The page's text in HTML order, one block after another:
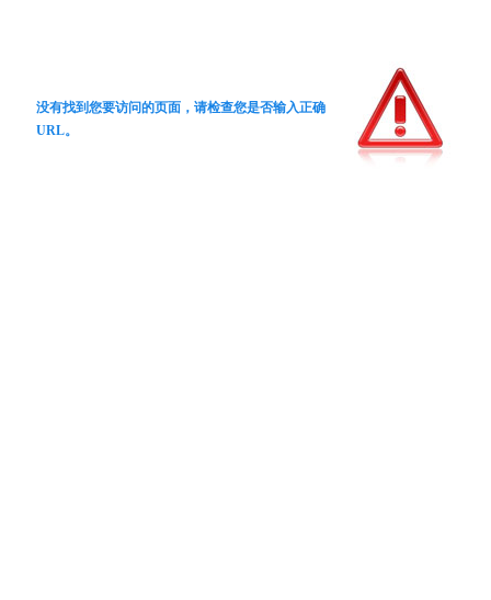
没有找到您要访问的页面，请检查您是否输入正确
URL。